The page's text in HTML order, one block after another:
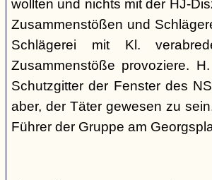
wollten und nichts mit der HJ-
Zusammenstößen und
Schlägerei mit Kl.
Zusammenstöße provoziere.
Schutzgitter der Fenster des
aber, der Täter gewesen zu
Führer der Gruppe am